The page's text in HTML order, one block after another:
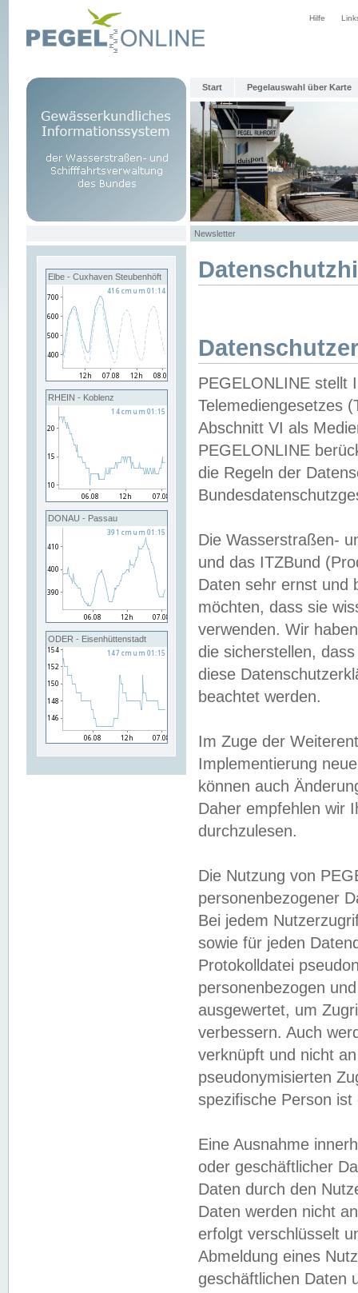
Hilfe
Start Pegelauswahl über Karte
Newsletter
Elbe - Cuxhaven Steubenhöft
RHEIN - Koblenz
DONAU - Passau
ODER - Eisenhüttenstadt
PEGELONLINE stellt
Telemediengesetzes
Abschnitt VI als
PEGELONLINE
die Regeln der
Die Wasserstraßen-
und das ITZBund
Daten sehr ernst und
möchten, dass sie
verwenden. Wir
die sicherstellen,
diese
beachtet werden.
Im Zuge der
Implementierung
können auch
Daher empfehlen wir
durchzulesen.
Die Nutzung von
personenbezogener
Bei jedem
sowie für jeden
Protokolldatei
personenbezogen
ausgewertet, um
verbessern. Auch
verknüpft und nicht
pseudonymisierten
spezifische Person
Eine Ausnahme
oder geschäftlicher
Daten durch den
Daten werden nicht
erfolgt verschlüsselt
Abmeldung eines
geschäftlichen Daten